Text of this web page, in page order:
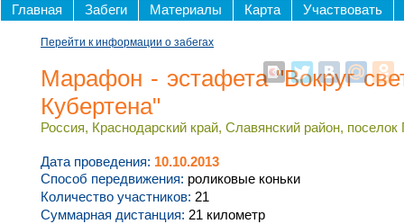
Главная Забеги Материалы Карта Участвовать
Перейти к информации о забегах
Марафон - эстафета "Вокруг
Кубертена"
Россия, Краснодарский край, Славянский район,
Дата проведения: 10.10.2013
Способ передвижения: роликовые коньки
Количество участников: 21
Суммарная дистанция: 21 километр